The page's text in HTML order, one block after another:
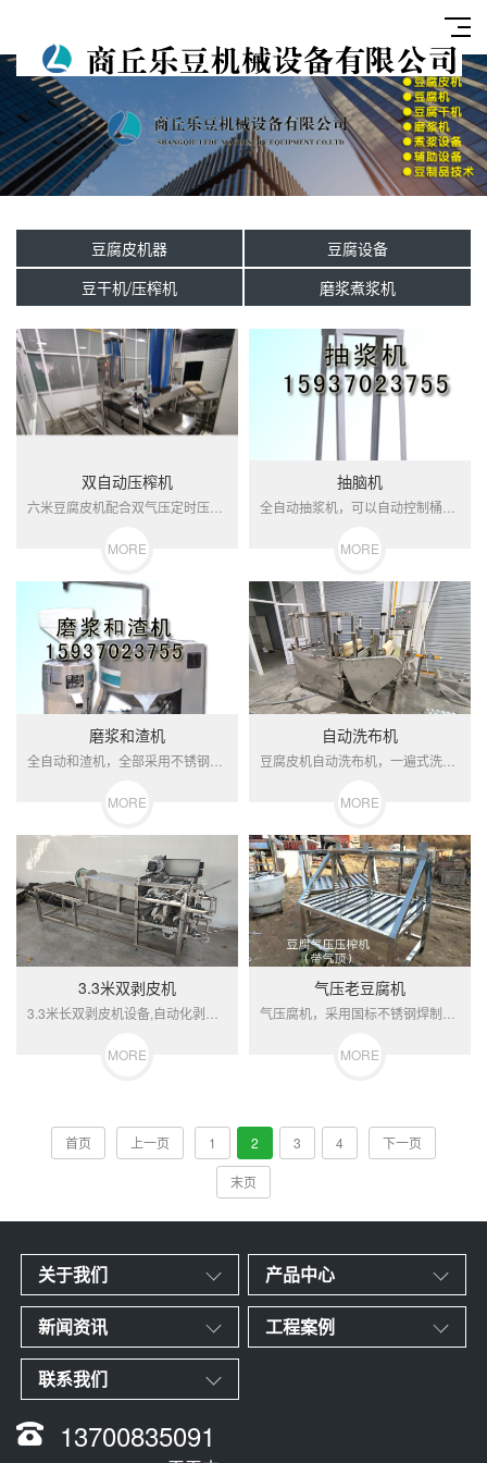
豆腐皮机器
豆腐设备
豆干机/压榨机
磨浆煮浆机
双自动压榨机
六米豆腐皮机配合双气压定时压榨机生产加工豆腐皮！压榨完成后自...
MORE
抽脑机
全自动抽浆机，可以自动控制桶内豆脑容量，可实现自动控制，耐高...
MORE
磨浆和渣机
MORE
自动洗布机
MORE
3.3米双剥皮机
MORE
气压老豆腐机
MORE
首页 上一页 1 2 3 4 下一页
末页
关于我们 产品中心
新闻资讯 工程案例
联系我们
13700835091